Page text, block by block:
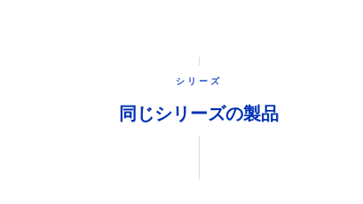
シリーズ
同じシリーズの製品